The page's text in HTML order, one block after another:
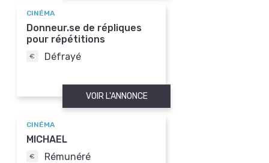
CINÉMA
Donneur.se de répliques
pour répétitions
Défrayé
VOIR L'ANNONCE
CINÉMA
MICHAEL
Rémunéré